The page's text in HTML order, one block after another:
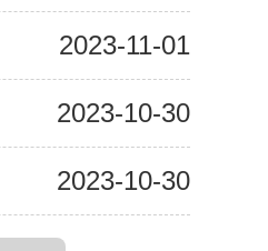
2023-11-01
2023-10-30
2023-10-30